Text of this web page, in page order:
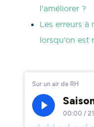
l’améliorer ?
Les erreurs à
lorsqu’on est